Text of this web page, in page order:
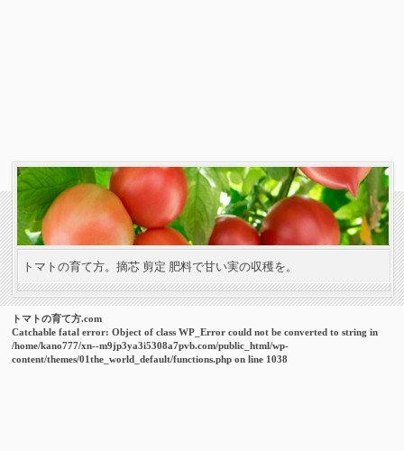
トマトの育て方。摘芯 剪定 肥料で甘い実の収穫を。
トマトの育て方.com
Catchable fatal error: Object of class WP_Error could not be converted to string in
/home/kano777/xn--m9jp3ya3i5308a7pvb.com/public_html/wp-
content/themes/01the_world_default/functions.php on line 1038